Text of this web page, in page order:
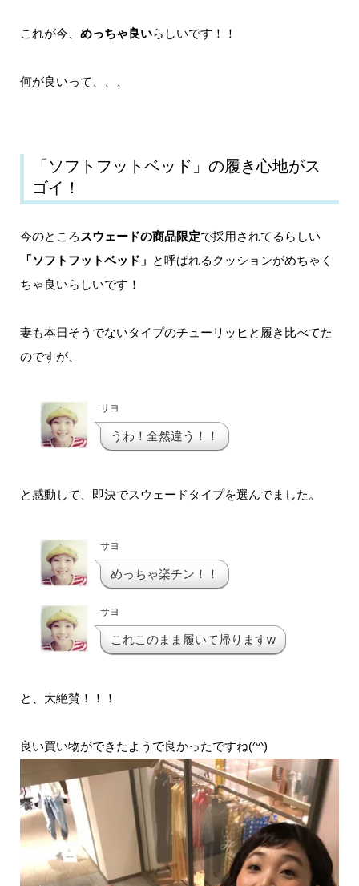
これが今、 めっちゃ良いらしいです！！
何が良いって、、、
「ソフトフットベッド」の履き心地がス
ゴイ！
今のところ スウェードの商品限定で採用されてるらしい
「ソフトフットベッド」 と呼ばれるクッションがめちゃく
ちゃ良いらしいです！
妻も本日そうでないタイプのチューリッヒと履き比べてた
のですが、
サヨ
うわ！全然違う！！
と感動して、即決でスウェードタイプを選んでました。
サヨ
めっちゃ楽チン！！
サヨ
これこのまま履いて帰りますw
と、大絶賛！！！
良い買い物ができたようで良かったですね(^^)